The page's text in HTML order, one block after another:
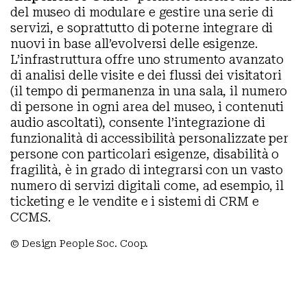
del museo di modulare e gestire una serie di
servizi, e soprattutto di poterne integrare di
nuovi in base all’evolversi delle esigenze.
L’infrastruttura offre uno strumento avanzato
di analisi delle visite e dei flussi dei visitatori
(il tempo di permanenza in una sala, il numero
di persone in ogni area del museo, i contenuti
audio ascoltati), consente l’integrazione di
funzionalità di accessibilità personalizzate per
persone con particolari esigenze, disabilità o
fragilità, è in grado di integrarsi con un vasto
numero di servizi digitali come, ad esempio, il
ticketing e le vendite e i sistemi di CRM e
CCMS.
© Design People Soc. Coop.